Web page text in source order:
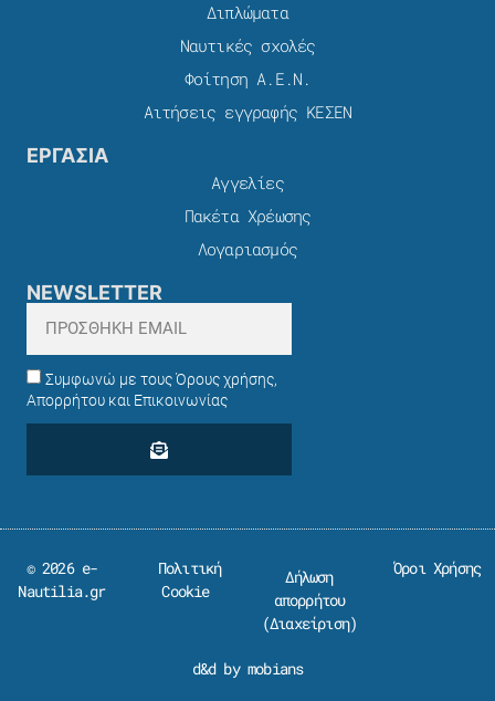
Διπλώματα
Ναυτικές σχολές
Φοίτηση Α.Ε.Ν.
Αιτήσεις εγγραφής ΚΕΣΕΝ
ΕΡΓΑΣΙΑ
Αγγελίες
Πακέτα Χρέωσης​
Λογαριασμός
NEWSLETTER
Συμφωνώ με τους Όρους χρήσης,
Απορρήτου και Επικοινωνίας
© 2026 e-
Nautilia.gr
Πολιτική
Cookie
Δήλωση
απορρήτου
(Διαχείριση)
Όροι Χρήσης
d&d by mobians